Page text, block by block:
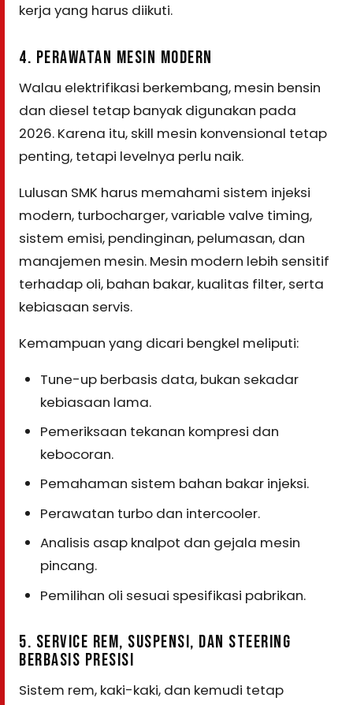
kerja yang harus diikuti.
4. PERAWATAN MESIN MODERN
Walau elektrifikasi berkembang, mesin bensin
dan diesel tetap banyak digunakan pada
2026. Karena itu, skill mesin konvensional tetap
penting, tetapi levelnya perlu naik.
Lulusan SMK harus memahami sistem injeksi
modern, turbocharger, variable valve timing,
sistem emisi, pendinginan, pelumasan, dan
manajemen mesin. Mesin modern lebih sensitif
terhadap oli, bahan bakar, kualitas filter, serta
kebiasaan servis.
Kemampuan yang dicari bengkel meliputi:
Tune-up berbasis data, bukan sekadar
kebiasaan lama.
Pemeriksaan tekanan kompresi dan
kebocoran.
Pemahaman sistem bahan bakar injeksi.
Perawatan turbo dan intercooler.
Analisis asap knalpot dan gejala mesin
pincang.
Pemilihan oli sesuai spesifikasi pabrikan.
5. SERVICE REM, SUSPENSI, DAN STEERING
BERBASIS PRESISI
Sistem rem, kaki-kaki, dan kemudi tetap